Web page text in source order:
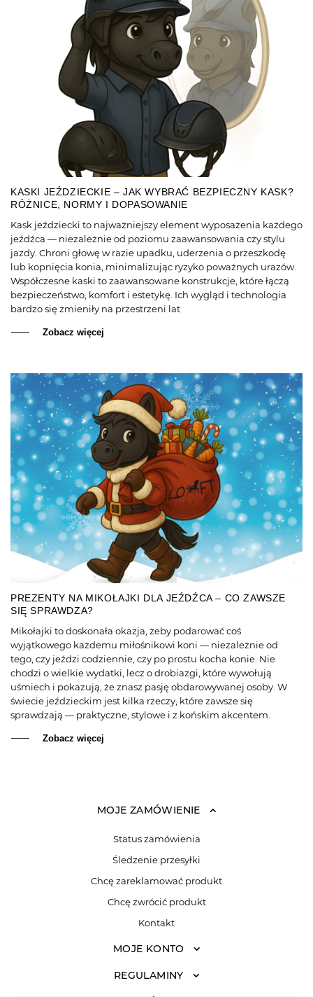
KASKI JEŹDZIECKIE – JAK WYBRAĆ BEZPIECZNY KASK?
RÓŻNICE, NORMY I DOPASOWANIE
Kask jeździecki to najważniejszy element wyposażenia każdego
jeźdźca — niezależnie od poziomu zaawansowania czy stylu
jazdy. Chroni głowę w razie upadku, uderzenia o przeszkodę
lub kopnięcia konia, minimalizując ryzyko poważnych urazów.
Współczesne kaski to zaawansowane konstrukcje, które łączą
bezpieczeństwo, komfort i estetykę. Ich wygląd i technologia
bardzo się zmieniły na przestrzeni lat
Zobacz więcej
PREZENTY NA MIKOŁAJKI DLA JEŹDŹCA – CO ZAWSZE
SIĘ SPRAWDZA?
Mikołajki to doskonała okazja, żeby podarować coś
wyjątkowego każdemu miłośnikowi koni — niezależnie od
tego, czy jeździ codziennie, czy po prostu kocha konie. Nie
chodzi o wielkie wydatki, lecz o drobiazgi, które wywołują
uśmiech i pokazują, że znasz pasję obdarowywanej osoby. W
świecie jeździeckim jest kilka rzeczy, które zawsze się
sprawdzają — praktyczne, stylowe i z końskim akcentem.
Zobacz więcej
MOJE ZAMÓWIENIE
Status zamówienia
Śledzenie przesyłki
Chcę zareklamować produkt
Chcę zwrócić produkt
Kontakt
MOJE KONTO
REGULAMINY